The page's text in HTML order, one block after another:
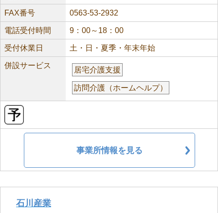
FAX番号 0563-53-2932
電話受付時間 9：00～18：00
受付休業日 土・日・夏季・年末年始
併設サービス
居宅介護支援
訪問介護（ホームヘルプ）
事業所情報を見る
石川産業